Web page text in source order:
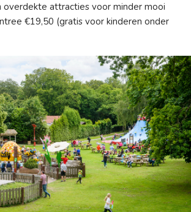
overdekte attracties voor minder mooi
€19,50 (gratis voor kinderen onder